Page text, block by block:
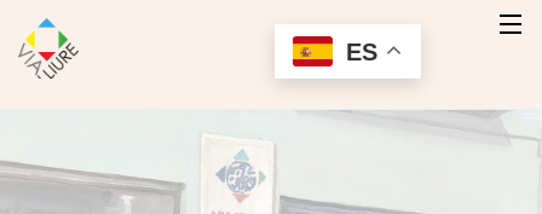
Quienes Somos
ES